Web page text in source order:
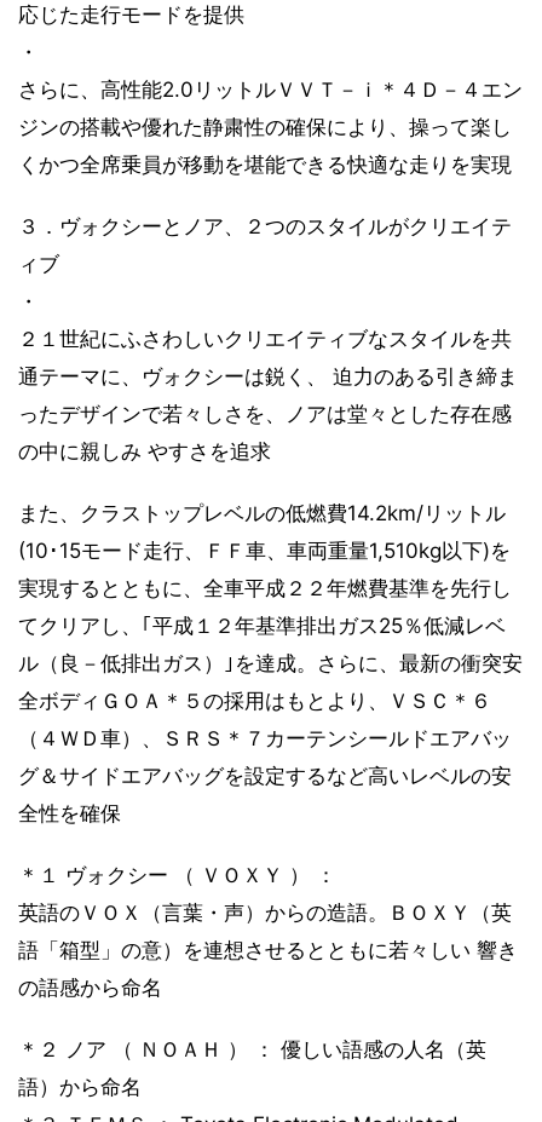
応じた走行モードを提供
・
さらに、高性能2.0リットルＶＶＴ－ｉ＊４Ｄ－４エン
ジンの搭載や優れた静粛性の確保により、操って楽し
くかつ全席乗員が移動を堪能できる快適な走りを実現
３．ヴォクシーとノア、２つのスタイルがクリエイテ
ィブ
・
２１世紀にふさわしいクリエイティブなスタイルを共
通テーマに、ヴォクシーは鋭く、 迫力のある引き締ま
ったデザインで若々しさを、ノアは堂々とした存在感
の中に親しみ やすさを追求
また、クラストップレベルの低燃費14.2km/リットル
(10･15モード走行、ＦＦ車、車両重量1,510kg以下)を
実現するとともに、全車平成２２年燃費基準を先行し
てクリアし、｢平成１２年基準排出ガス25％低減レベ
ル（良－低排出ガス）｣を達成。さらに、最新の衝突安
全ボディＧＯＡ＊５の採用はもとより、ＶＳＣ＊６
（４ＷＤ車）、ＳＲＳ＊７カーテンシールドエアバッ
グ＆サイドエアバッグを設定するなど高いレベルの安
全性を確保
＊１ ヴォクシー （ ＶＯＸＹ ） ：
英語のＶＯＸ（言葉・声）からの造語。ＢＯＸＹ（英
語「箱型」の意）を連想させるとともに若々しい 響き
の語感から命名
＊２ ノア （ ＮＯＡＨ ） ： 優しい語感の人名（英
語）から命名